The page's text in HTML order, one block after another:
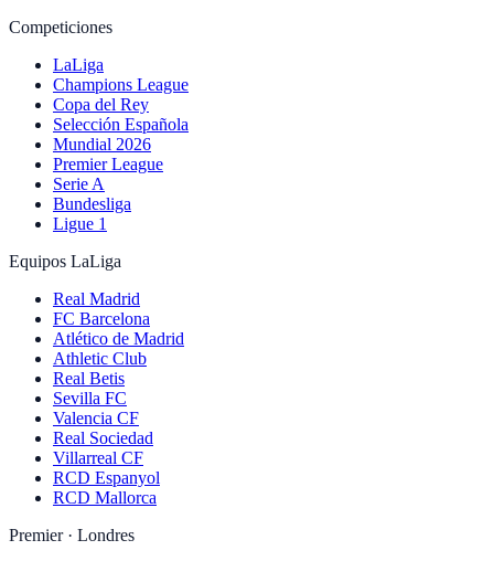
Competiciones
LaLiga
Champions League
Copa del Rey
Selección Española
Mundial 2026
Premier League
Serie A
Bundesliga
Ligue 1
Equipos LaLiga
Real Madrid
FC Barcelona
Atlético de Madrid
Athletic Club
Real Betis
Sevilla FC
Valencia CF
Real Sociedad
Villarreal CF
RCD Espanyol
RCD Mallorca
Premier · Londres